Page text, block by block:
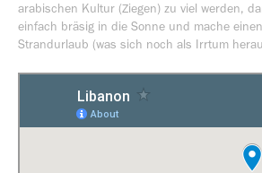
arabischen Kultur (Ziegen) zu viel werden,
einfach bräsig in die Sonne und mache
Strandurlaub (was sich noch als Irrtum